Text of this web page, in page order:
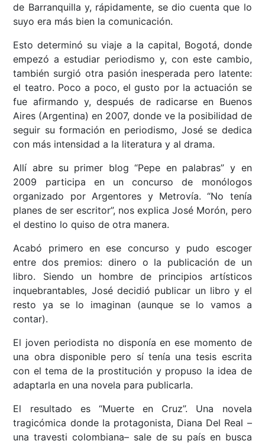
de Barranquilla y, rápidamente, se dio cuenta que lo
suyo era más bien la comunicación.
Esto determinó su viaje a la capital, Bogotá, donde
empezó a estudiar periodismo y, con este cambio,
también surgió otra pasión inesperada pero latente:
el teatro. Poco a poco, el gusto por la actuación se
fue afirmando y, después de radicarse en Buenos
Aires (Argentina) en 2007, donde ve la posibilidad de
seguir su formación en periodismo, José se dedica
con más intensidad a la literatura y al drama.
Allí abre su primer blog “Pepe en palabras” y en
2009 participa en un concurso de monólogos
organizado por Argentores y Metrovía. “No tenía
planes de ser escritor”, nos explica José Morón, pero
el destino lo quiso de otra manera.
Acabó primero en ese concurso y pudo escoger
entre dos premios: dinero o la publicación de un
libro. Siendo un hombre de principios artísticos
inquebrantables, José decidió publicar un libro y el
resto ya se lo imaginan (aunque se lo vamos a
contar).
El joven periodista no disponía en ese momento de
una obra disponible pero sí tenía una tesis escrita
con el tema de la prostitución y propuso la idea de
adaptarla en una novela para publicarla.
El resultado es “Muerte en Cruz”. Una novela
tragicómica donde la protagonista, Diana Del Real –
una travesti colombiana– sale de su país en busca